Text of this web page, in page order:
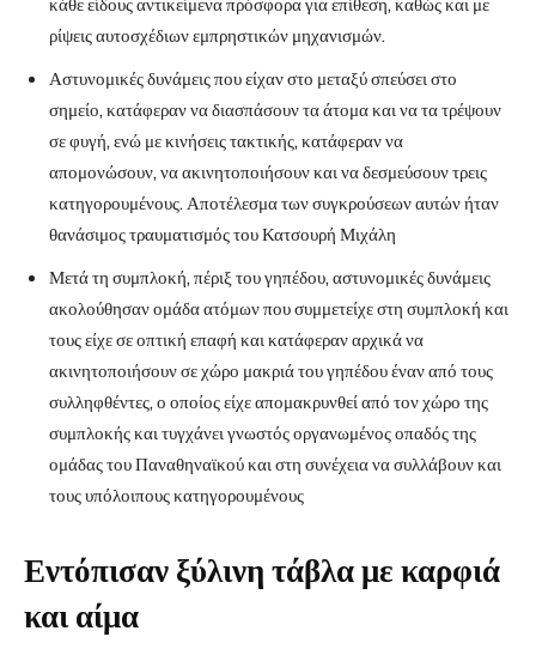
ρίψεις αυτοσχέδιων εμπρηστικών μηχανισμών.
Αστυνομικές δυνάμεις που είχαν στο μεταξύ σπεύσει στο
σημείο, κατάφεραν να διασπάσουν τα άτομα και να τα τρέψουν
σε φυγή, ενώ με κινήσεις τακτικής, κατάφεραν να
απομονώσουν, να ακινητοποιήσουν και να δεσμεύσουν τρεις
κατηγορουμένους. Αποτέλεσμα των συγκρούσεων αυτών ήταν
θανάσιμος τραυματισμός του Κατσουρή Μιχάλη
Μετά τη συμπλοκή, πέριξ του γηπέδου, αστυνομικές δυνάμεις
ακολούθησαν ομάδα ατόμων που συμμετείχε στη συμπλοκή και
τους είχε σε οπτική επαφή και κατάφεραν αρχικά να
ακινητοποιήσουν σε χώρο μακριά του γηπέδου έναν από τους
συλληφθέντες, ο οποίος είχε απομακρυνθεί από τον χώρο της
συμπλοκής και τυγχάνει γνωστός οργανωμένος οπαδός της
ομάδας του Παναθηναϊκού και στη συνέχεια να συλλάβουν και
τους υπόλοιπους κατηγορουμένους
Εντόπισαν ξύλινη τάβλα με καρφιά
και αίμα